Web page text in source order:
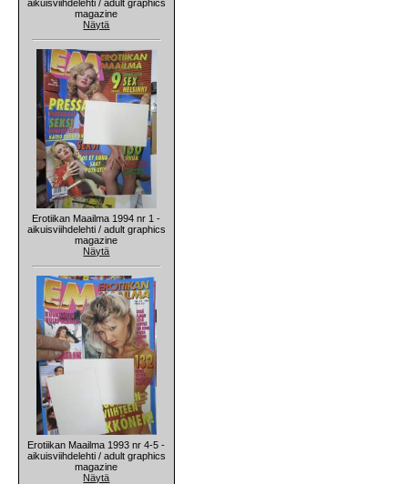
aikuisviihdelehti / adult graphics
magazine
Näytä
Erotiikan Maailma 1994 nr 1 -
aikuisviihdelehti / adult graphics
magazine
Näytä
Erotiikan Maailma 1993 nr 4-5 -
aikuisviihdelehti / adult graphics
magazine
Näytä